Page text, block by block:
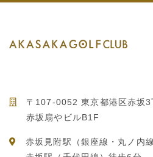
〒107-0052 東京都港区赤坂
赤坂扇やビルB1F
赤坂見附駅（銀座線・丸ノ内